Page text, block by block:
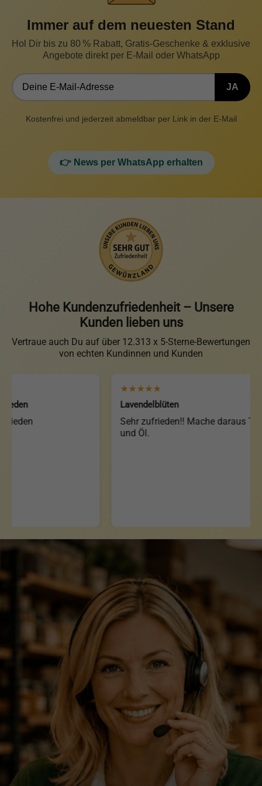
Immer auf dem neuesten Stand
Hol Dir bis zu 80 % Rabatt, Gratis-Geschenke & exklusive
Angebote direkt per E-Mail oder WhatsApp
JA
Kostenfrei und jederzeit abmeldbar per Link in der E-Mail
👉 News per WhatsApp erhalten
Hohe Kundenzufriedenheit – Unsere
Kunden lieben uns
Vertraue auch Du auf über 12.313 x 5-Sterne-Bewertungen
von echten Kundinnen und Kunden
★★★★★
Lavendelblüten
Sehr zufrieden!! Mache daraus Tee
und Öl.